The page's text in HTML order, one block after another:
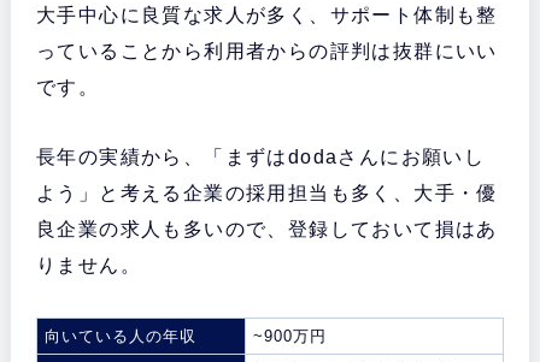
大手中心に良質な求人が多く、サポート体制も整
っていることから利用者からの評判は抜群にいい
です。
長年の実績から、「まずはdodaさんにお願いし
よう」と考える企業の採用担当も多く、大手・優
良企業の求人も多いので、登録しておいて損はあ
りません。
向いている人の年収 ~900万円